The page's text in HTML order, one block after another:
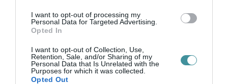
I want to opt-out of processing my
Personal Data for Targeted Advertising.
Opted In
I want to opt-out of Collection, Use,
Retention, Sale, and/or Sharing of my
Personal Data that Is Unrelated with the
Purposes for which it was collected.
Opted Out
Legfrissebb híreink
2026. augusztus 06